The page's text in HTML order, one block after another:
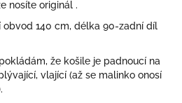
nosíte originál .
obvod 140 cm, délka 90-zadní díl
že košile je padnoucí na
vlající (až se malinko onosí